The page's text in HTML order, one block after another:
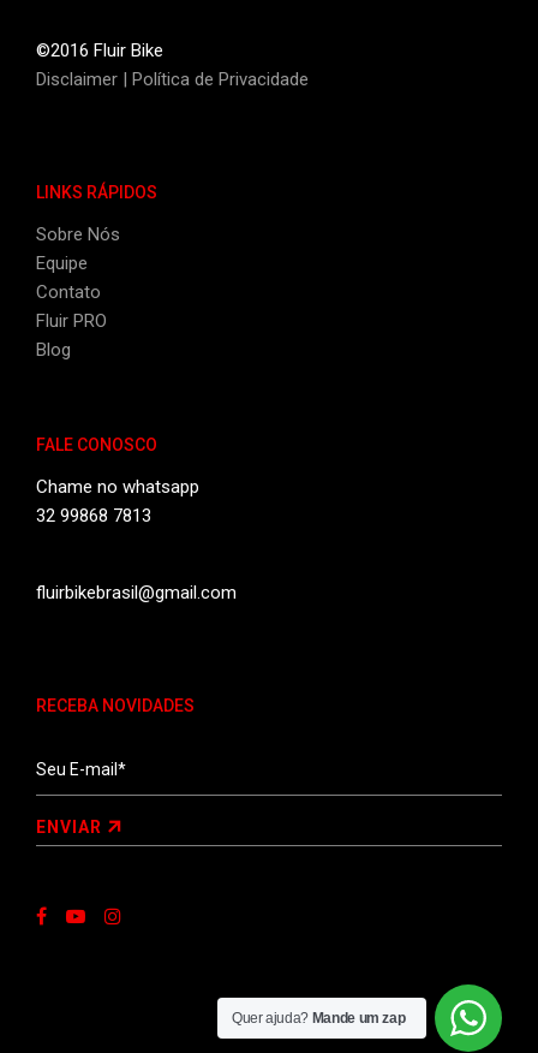
©2016 Fluir Bike
Disclaimer
Política de Privacidade
LINKS RÁPIDOS
Sobre Nós
Equipe
Contato
Fluir PRO
Blog
FALE CONOSCO
Chame no whatsapp
32 99868 7813
fluirbikebrasil@gmail.com
RECEBA NOVIDADES
ENVIAR
Quer ajuda? Mande um zap